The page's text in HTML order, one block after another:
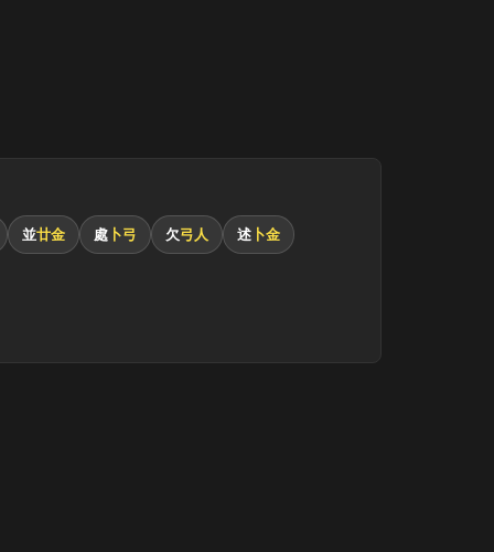
並廿金 處 卜弓 欠弓人 述 卜金